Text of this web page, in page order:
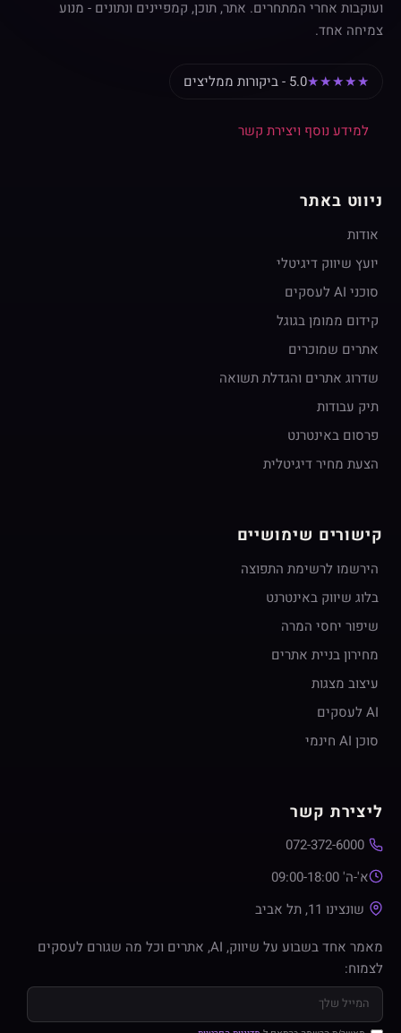
ועוקבות אחרי המתחרים. אתר, תוכן, קמפיינים ונתונים - מנוע
צמיחה אחד.
★★★★★5.0 - ביקורות ממליצים
למידע נוסף ויצירת קשר
ניווט באתר
אודות
יועץ שיווק דיגיטלי
סוכני AI לעסקים
קידום ממומן בגוגל
אתרים שמוכרים
שדרוג אתרים והגדלת תשואה
תיק עבודות
פרסום באינטרנט
הצעת מחיר דיגיטלית
קישורים שימושיים
הירשמו לרשימת התפוצה
בלוג שיווק באינטרנט
שיפור יחסי המרה
מחירון בניית אתרים
עיצוב מצגות
AI לעסקים
סוכן AI חינמי
ליצירת קשר
072-372-6000
א'-ה' 09:00-18:00
שונצינו 11, תל אביב
מאמר אחד בשבוע על שיווק, AI, אתרים וכל מה שגורם לעסקים
לצמוח: